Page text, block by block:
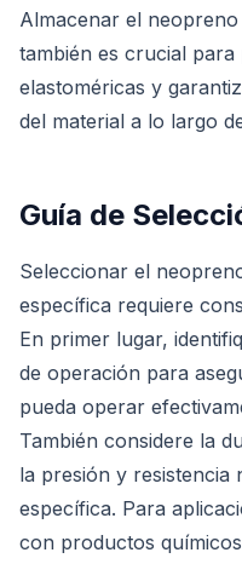
Almacenar el
también es crucial
elastoméricas y
del material a lo largo
Guía de
Seleccionar el
específica requiere
En primer lugar,
de operación para
pueda operar
También considere la
la presión y resistencia
específica. Para
con productos